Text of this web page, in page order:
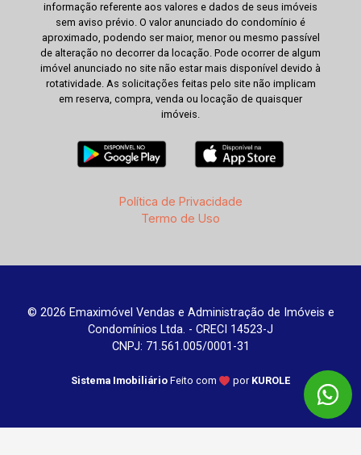
informação referente aos valores e dados de seus imóveis
sem aviso prévio. O valor anunciado do condomínio é
aproximado, podendo ser maior, menor ou mesmo passível
de alteração no decorrer da locação. Pode ocorrer de algum
imóvel anunciado no site não estar mais disponível devido à
rotatividade. As solicitações feitas pelo site não implicam
em reserva, compra, venda ou locação de quaisquer
imóveis.
Política de Privacidade
Termo de Uso
© 2026 Emaximóvel Vendas e Administração de Imóveis e
Condomínios Ltda. - CRECI 14523-J
CNPJ: 71.561.005/0001-31
Sistema Imobiliário Feito com por KUROLE